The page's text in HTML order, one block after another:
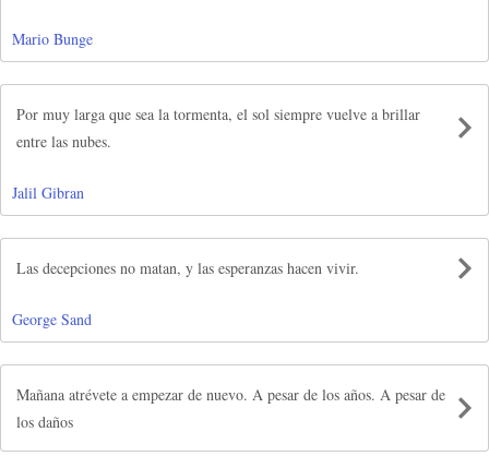
Mario Bunge
Por muy larga que sea la tormenta, el sol siempre vuelve a brillar
entre las nubes.
Jalil Gibran
Las decepciones no matan, y las esperanzas hacen vivir.
George Sand
Mañana atrévete a empezar de nuevo. A pesar de los años. A pesar de
los daños